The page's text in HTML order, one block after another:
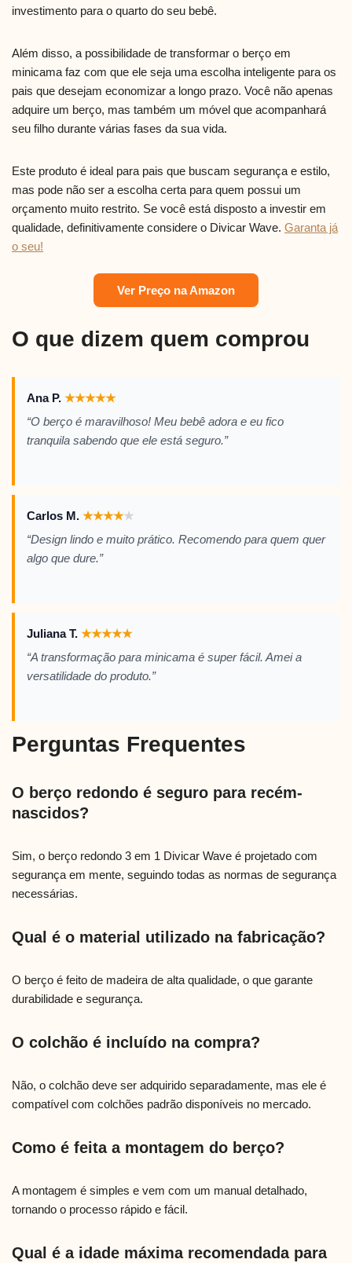
investimento para o quarto do seu bebê.
Além disso, a possibilidade de transformar o berço em
minicama faz com que ele seja uma escolha inteligente para os
pais que desejam economizar a longo prazo. Você não apenas
adquire um berço, mas também um móvel que acompanhará
seu filho durante várias fases da sua vida.
Este produto é ideal para pais que buscam segurança e estilo,
mas pode não ser a escolha certa para quem possui um
orçamento muito restrito. Se você está disposto a investir em
qualidade, definitivamente considere o Divicar Wave. Garanta já
o seu!
Ver Preço na Amazon
O que dizem quem comprou
Ana P. ★★★★★
“O berço é maravilhoso! Meu bebê adora e eu fico
tranquila sabendo que ele está seguro.”
Carlos M. ★★★★★
“Design lindo e muito prático. Recomendo para quem quer
algo que dure.”
Juliana T. ★★★★★
“A transformação para minicama é super fácil. Amei a
versatilidade do produto.”
Perguntas Frequentes
O berço redondo é seguro para recém-
nascidos?
Sim, o berço redondo 3 em 1 Divicar Wave é projetado com
segurança em mente, seguindo todas as normas de segurança
necessárias.
Qual é o material utilizado na fabricação?
O berço é feito de madeira de alta qualidade, o que garante
durabilidade e segurança.
O colchão é incluído na compra?
Não, o colchão deve ser adquirido separadamente, mas ele é
compatível com colchões padrão disponíveis no mercado.
Como é feita a montagem do berço?
A montagem é simples e vem com um manual detalhado,
tornando o processo rápido e fácil.
Qual é a idade máxima recomendada para